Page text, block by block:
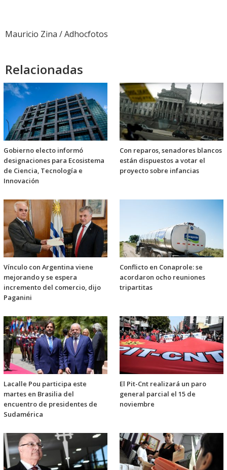
Mauricio Zina / Adhocfotos
Relacionadas
Gobierno electo informó
designaciones para Ecosistema
de Ciencia, Tecnología e
Innovación
Con reparos, senadores blancos
están dispuestos a votar el
proyecto sobre infancias
Vínculo con Argentina viene
mejorando y se espera
incremento del comercio, dijo
Paganini
Conflicto en Conaprole: se
acordaron ocho reuniones
tripartitas
Lacalle Pou participa este
martes en Brasilia del
encuentro de presidentes de
Sudamérica
El Pit-Cnt realizará un paro
general parcial el 15 de
noviembre